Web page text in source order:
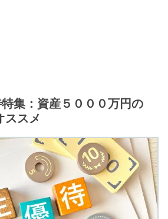
集：資産５０００万円の
ススメ